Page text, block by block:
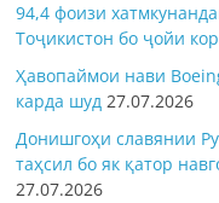
94,4 фоизи
Тоҷикистон бо ҷойи
Ҳавопаймои нави
карда шуд 27.07.2026
Донишгоҳи славянии
таҳсил бо як қатор
27.07.2026